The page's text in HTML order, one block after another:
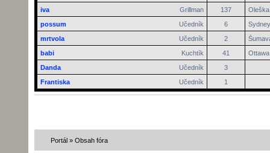
Grillman
iva 137
Učedník
possum 6
Sydney
Učedník
mrtvola 2
Kuchtík
babi 41
Ottawa
Učedník
Danda
3
Učedník
Frantiska 1
Portál» Obsah fóra